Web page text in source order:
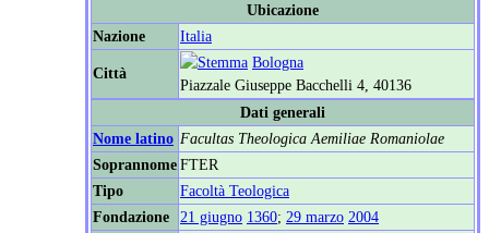
Ubicazione
Nazione
Italia
Città
Bologna
Piazzale Giuseppe Bacchelli 4, 40136
Dati generali
Nome latino Facultas Theologica Aemiliae Romaniolae
SoprannomeFTER
Tipo
Facoltà Teologica
Fondazione
21 giugno 1360; 29 marzo 2004